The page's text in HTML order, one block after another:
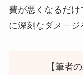
費が悪くなるだ
に深刻なダメージ
【筆者